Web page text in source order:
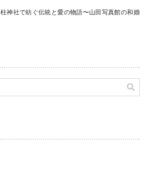
柱神社で紡ぐ伝統と愛の物語〜山田写真館の和婚